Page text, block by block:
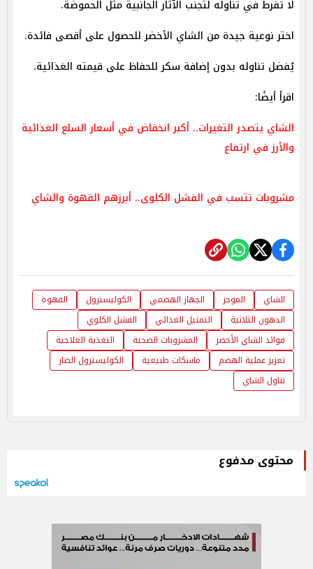
لا تُفرط في تناوله لتجنب الآثار الجانبية مثل الحموضة.
اختر نوعية جيدة من الشاي الأخضر للحصول على أقصى فائدة.
يُفضل تناوله بدون إضافة سكر للحفاظ على قيمته الغذائية.
اقرأ أيضًا:
الشاي يتصدر التغيرات.. أكبر انخفاض في أسعار السلع الغذائية
والأرز في ارتفاع
مشروبات تتسب في الفشل الكلوى.. أبرزهم القهوة والشاي
الشاي الموجز الجهاز الهضمي الكوليسترول
القهوة
الدهون الثلاثية
التمثيل الغذائي
الفشل الكلوي
فوائد الشاي الأخضر
المشروبات الصحية
التغذية العلاجية
تعزيز عملية الهضم
ماسكات طبيعية
الكوليسترول الضار
تناول الشاي
محتوى مدفوع